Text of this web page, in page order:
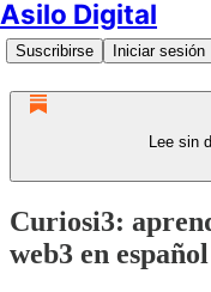
Asilo Digital
Suscribirse Iniciar sesión
Lee sin
Curiosi3:
web3 en español